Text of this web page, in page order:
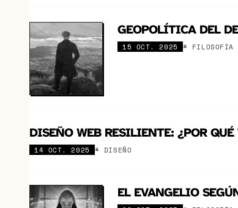
GEOPOLÍTICA DEL
15 OCT. 2025 # FILOSOFÍA
DISEÑO WEB RESILIENTE: ¿POR
14 OCT. 2025 # DISEÑO
EL EVANGELIO